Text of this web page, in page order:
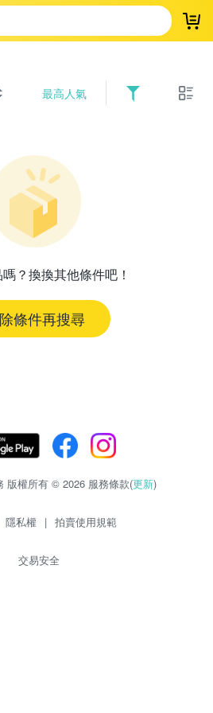
登
最高人氣
？換換其他條件吧！
條件再搜尋
版權所有 © 2026 服務條款(更新)
隱私權 | 拍賣使用規範
交易安全